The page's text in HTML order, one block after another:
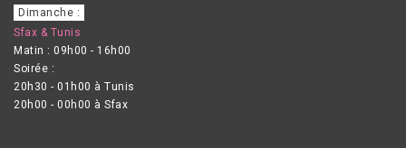
Dimanche :
Sfax & Tunis
Matin : 09h00 - 16h00
Soirée :
20h30 - 01h00 à Tunis
20h00 - 00h00 à Sfax